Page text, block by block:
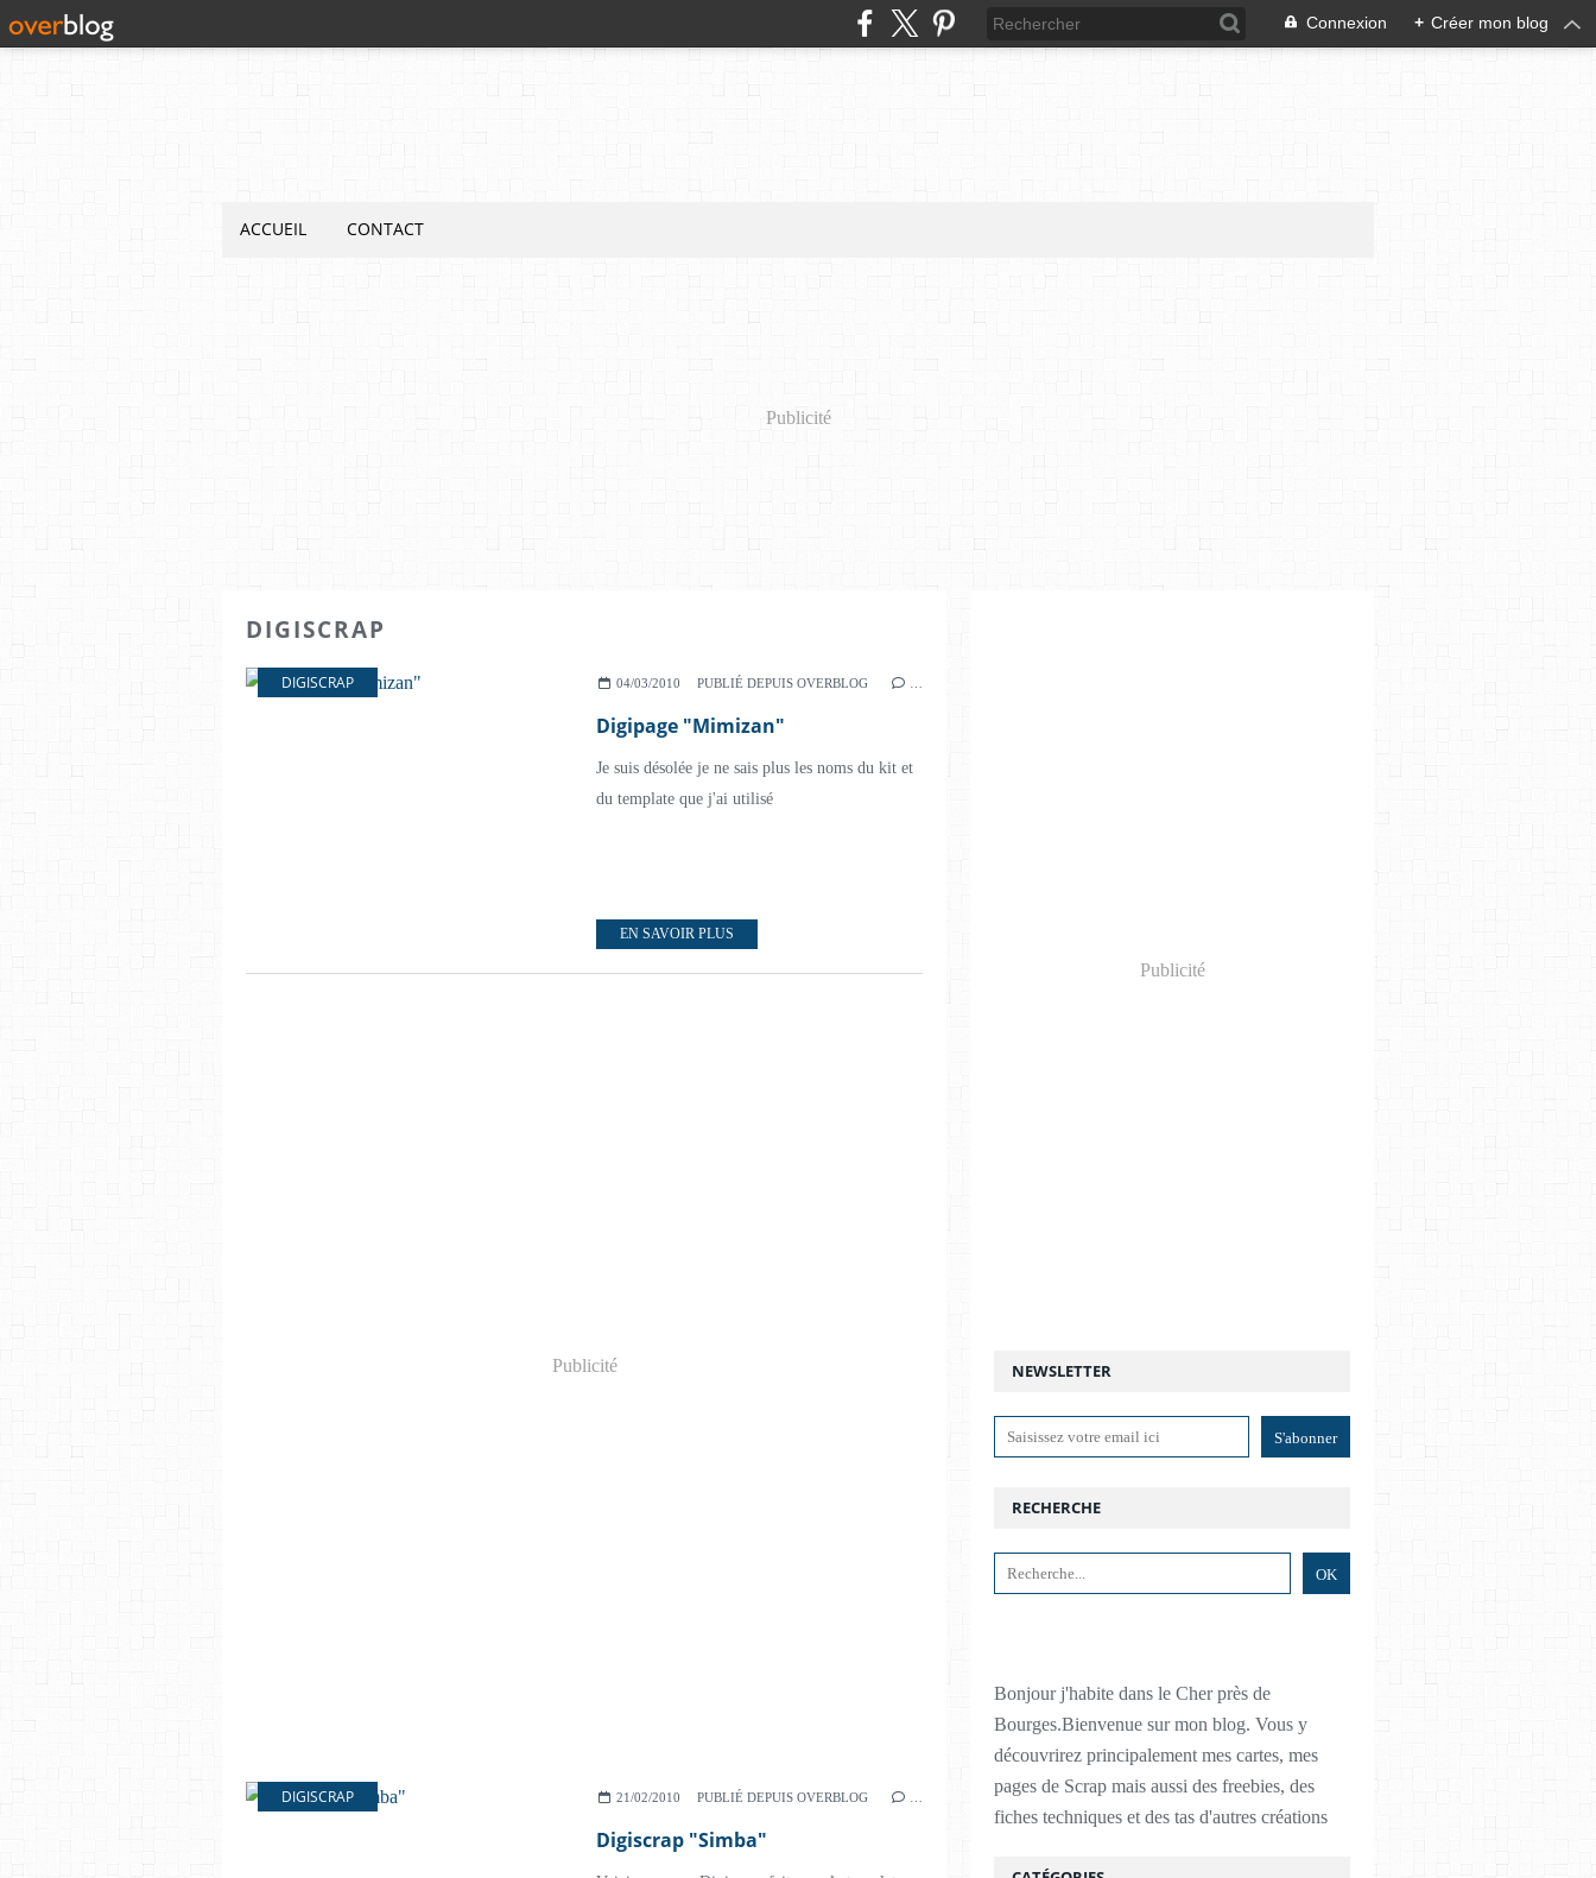
Connexion + Créer mon blog
ACCUEIL CONTACT
Publicité
DIGISCRAP
DIGISCRAP 04/03/2010 PUBLIÉ DEPUIS OVERBLOG
Digipage "Mimizan"
Je suis désolée je ne sais plus les noms du kit et
du template que j'ai utilisé
EN SAVOIR PLUS
Publicité
DIGISCRAP 21/02/2010 PUBLIÉ DEPUIS OVERBLOG
Digiscrap "Simba"
Publicité
NEWSLETTER
RECHERCHE
Bonjour j'habite dans le Cher près de
Bourges.Bienvenue sur mon blog. Vous y
découvrirez principalement mes cartes, mes
pages de Scrap mais aussi des freebies, des
fiches techniques et des tas d'autres créations